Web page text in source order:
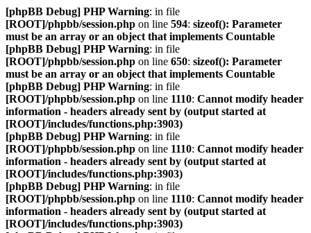
[phpBB Debug] PHP Warning: in file
[ROOT]/phpbb/session.php on line 594: sizeof(): Parameter
must be an array or an object that implements Countable
[phpBB Debug] PHP Warning: in file
[ROOT]/phpbb/session.php on line 650: sizeof(): Parameter
must be an array or an object that implements Countable
[phpBB Debug] PHP Warning: in file
[ROOT]/phpbb/session.php on line 1110: Cannot modify header
information - headers already sent by (output started at
[ROOT]/includes/functions.php:3903)
[phpBB Debug] PHP Warning: in file
[ROOT]/phpbb/session.php on line 1110: Cannot modify header
information - headers already sent by (output started at
[ROOT]/includes/functions.php:3903)
[phpBB Debug] PHP Warning: in file
[ROOT]/phpbb/session.php on line 1110: Cannot modify header
information - headers already sent by (output started at
[ROOT]/includes/functions.php:3903)